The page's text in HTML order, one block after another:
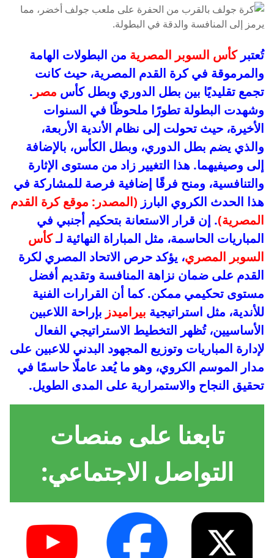
تُعتبركأس السوبر المصرية من البطولات الهامة
والمرموقة في كرة القدم المصرية، حيث كانت
تجمع تقليديًا بين بطل الدوري وبطل كأس مصر .
وشهدت البطولة تطورًا ملحوظًا في السنوات
الأخيرة، حيث تحولت إلى نظام الأندية الأربعة،
والذي يضم بطل الدوري، وبطل الكأس، بالإضافة
إلى وصيفيهما. هذا التغيير زاد من مستوى الإثارة
والتنافسية، ومنح فرقًا إضافية فرصة للمشاركة في
هذا الحدث الكروي البارز (المصدر: موقع كرة القدم
المصرية). إن قرار الاستعانة بتحكيم أجنبي في
المباريات الحاسمة، مثل المباراة النهائية لـكأس
السوبر المصري، يؤكد حرص الاتحاد المصري لكرة
القدم على ضمان نزاهة المنافسة وتقديم أفضل
مستوى تحكيمي ممكن. كما أن القرارات الفنية
للأندية، مثل استراتيجية بيراميدز بإراحة اللاعبين
الأساسيين، تُظهر التخطيط الاستراتيجي الفعال
لإدارة المباريات وتوزيع المجهود البدني للاعبين على
مدار الموسم الكروي، وهو ما يُعد عاملًا حاسمًا في
تحقيق النجاح والاستمرارية على المدى الطويل.
تابعنا على منصات
التواصل الاجتماعي: